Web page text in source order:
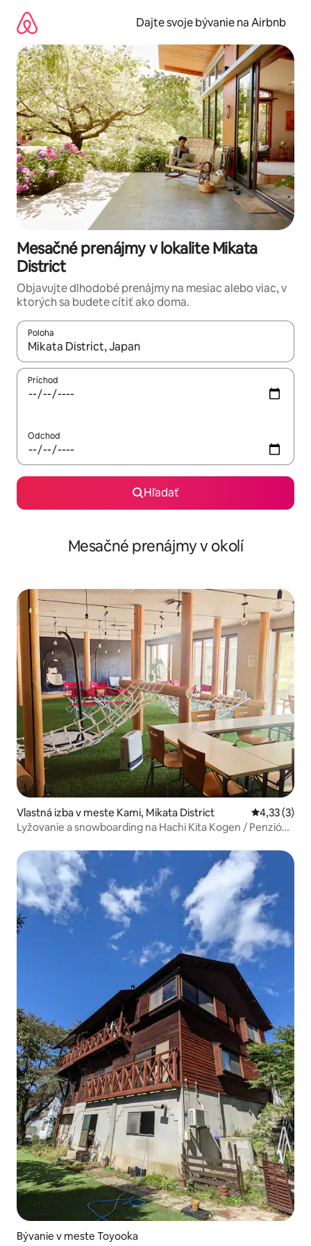
obsah.
Dajte svoje bývanie na Airbnb
Mesačné prenájmy v lokalite Mikata
District
Objavujte dlhodobé prenájmy na mesiac alebo viac, v
ktorých sa budete cítiť ako doma.
Poloha
Keď budú výsledky k dispozícii, môžete si ich prechádzať
Príchod
Odchod
Hľadať
Mesačné prenájmy v okolí
Vlastná izba v meste Kami, Mikata District Priemerné
4,33 (3)
Lyžovanie a snowboarding na Hachi Kita Kogen / Penzión
(spoločná kúpeľňa a WC)
Bývanie v meste Toyooka